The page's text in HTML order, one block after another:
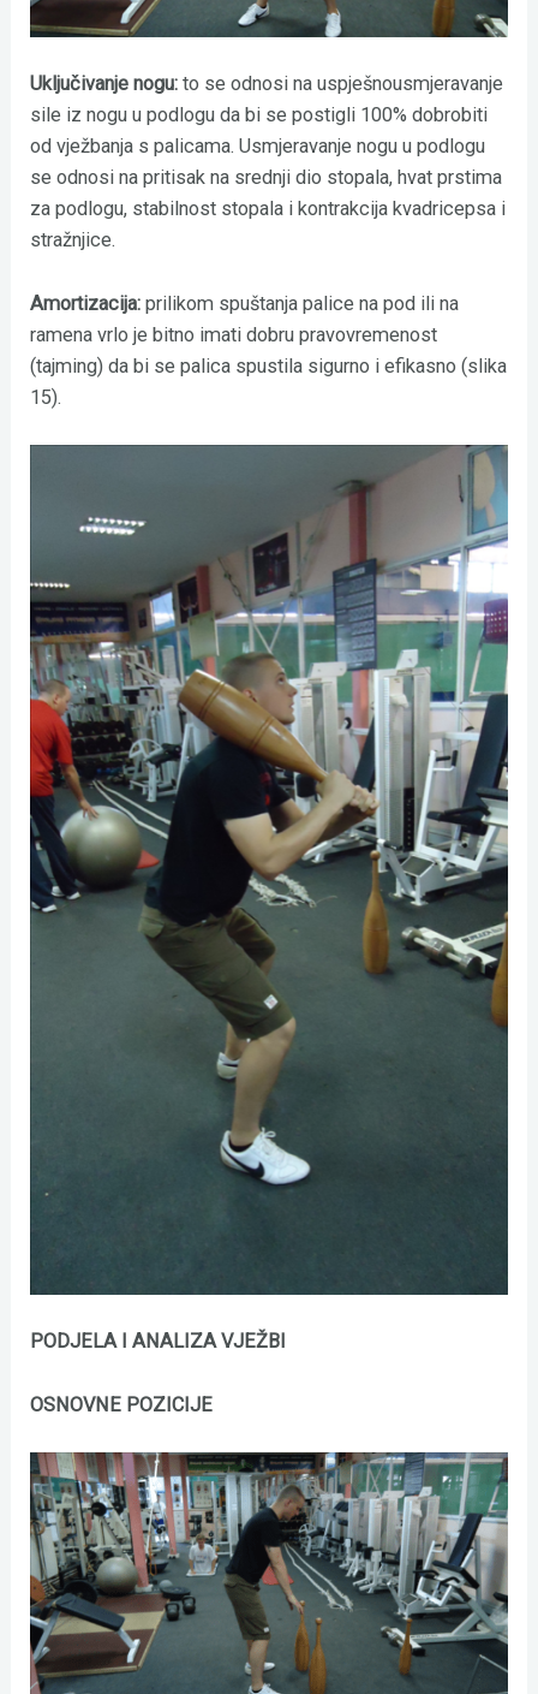
Uključivanje nogu: to se odnosi na uspješnousmjeravanje
sile iz nogu u podlogu da bi se postigli 100% dobrobiti
od vježbanja s palicama. Usmjeravanje nogu u podlogu
se odnosi na pritisak na srednji dio stopala, hvat prstima
za podlogu, stabilnost stopala i kontrakcija kvadricepsa i
stražnjice.
Amortizacija: prilikom spuštanja palice na pod ili na
ramena vrlo je bitno imati dobru pravovremenost
(tajming) da bi se palica spustila sigurno i efikasno (slika
15).
PODJELA I ANALIZA VJEŽBI
OSNOVNE POZICIJE